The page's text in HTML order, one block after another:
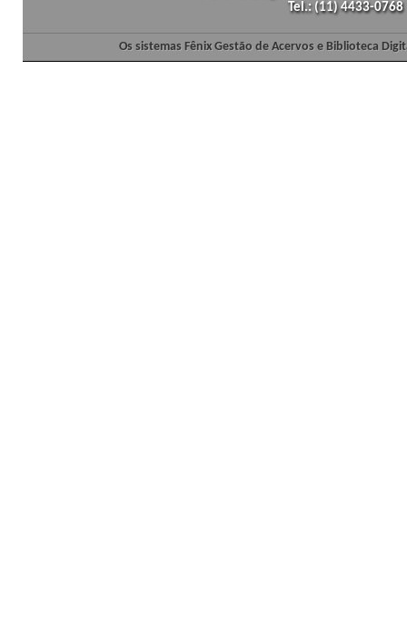
Tel.: (11) 4433-
Os sistemas Fênix Gestão de Acervos e Biblioteca